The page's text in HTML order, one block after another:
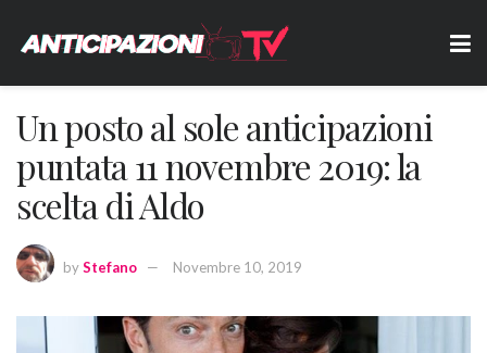
Un posto al sole anticipazioni
puntata 11 novembre 2019: la
scelta di Aldo
byStefano Novembre 10, 2019